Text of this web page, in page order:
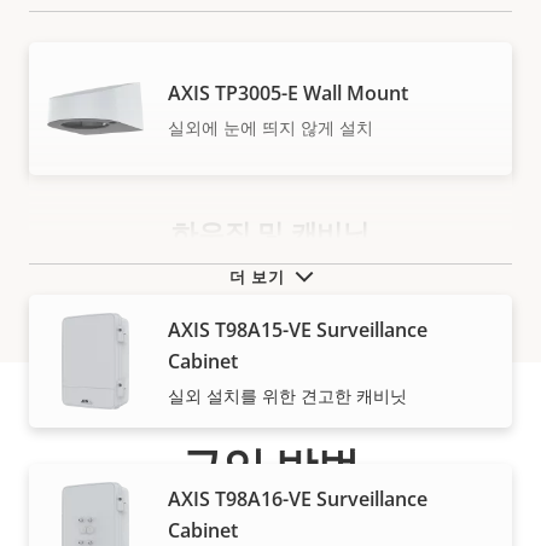
더 보기
AXIS TP3005-E Wall Mount
실외에 눈에 띄지 않게 설치
AXIS T98A15-VE Surveillance
Cabinet
실외 설치를 위한 견고한 캐비닛
AXIS T98A16-VE Surveillance
Cabinet
구입 방법
당사의 신뢰도 높은 파트너가 Axis 솔루션 및 개별 제품을